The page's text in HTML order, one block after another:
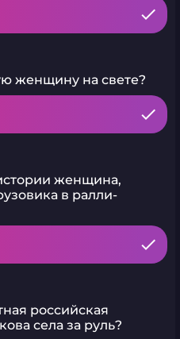
женщину на свете?
женщина,
в ралли-
российская
села за руль?